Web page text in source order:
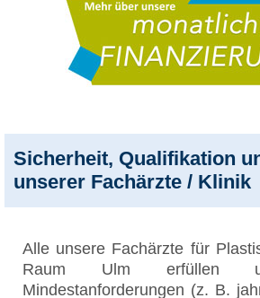
Sicherheit, Qualifikation
unserer Fachärzte / Klinik
Alle unsere Fachärzte für
Raum Ulm erfüllen
Mindestanforderungen (z. B.